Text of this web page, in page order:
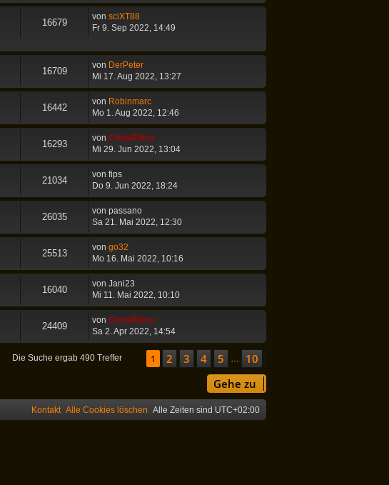
16679
von sciXT88
Fr 9. Sep 2022, 14:49
16709
von DerPeter
Mi 17. Aug 2022, 13:27
16442
von Robinmarc
Mo 1. Aug 2022, 12:46
16293
von ChrisR3tro
Mi 29. Jun 2022, 13:04
21034
von fips
Do 9. Jun 2022, 18:24
26035
von passano
Sa 21. Mai 2022, 12:30
25513
von go32
Mo 16. Mai 2022, 10:16
16040
von Jani23
Mi 11. Mai 2022, 10:10
24409
von ChrisR3tro
Sa 2. Apr 2022, 14:54
Die Suche ergab 490 Treffer Seite 1 von 10
1 2 3 4 5 … 10
Gehe zu
Alle Zeiten sind UTC+02:00
Alle Cookies löschen
Kontakt